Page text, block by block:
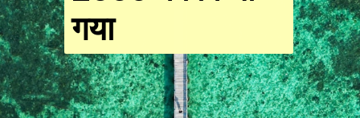
गया